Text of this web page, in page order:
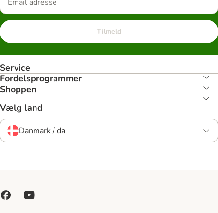
Tilmeld
Service
Fordelsprogrammer
Shoppen
Vælg land
Danmark / da